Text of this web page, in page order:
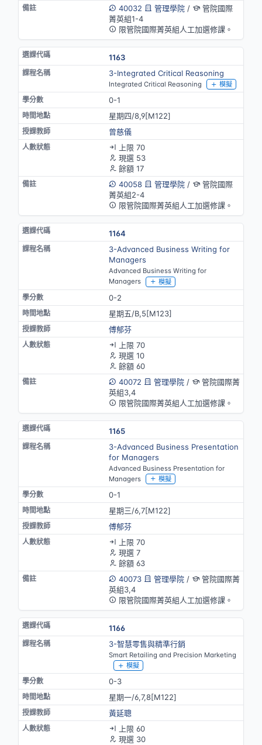
40032
管理學院/
管院國際
菁英組1-4
限管院國際菁英組人工加選修課。
1163
3-Integrated Critical Reasoning
Integrated Critical Reasoning 模擬
0-1
星期四/8,9[M122]
曾慈儀
上限 70
現選 53
餘額 17
40058
管理學院/
管院國際
菁英組2-4
限管院國際菁英組人工加選修課。
1164
3-Advanced Business Writing for
Managers
Advanced Business Writing for
Managers
模擬
0-2
星期五/B,5[M123]
傅郁芬
上限 70
現選 10
餘額 60
40072
管理學院/
管院國際菁
英組3,4
限管院國際菁英組人工加選修課。
1165
3-Advanced Business Presentation
for Managers
Advanced Business Presentation for
Managers
模擬
0-1
星期三/6,7[M122]
傅郁芬
上限 70
現選 7
餘額 63
40073
管理學院/
管院國際菁
英組3,4
限管院國際菁英組人工加選修課。
1166
3-智慧零售與精準行銷
Smart Retailing and Precision Marketing
模擬
0-3
星期一/6,7,8[M122]
黃延聰
上限 60
現選 30